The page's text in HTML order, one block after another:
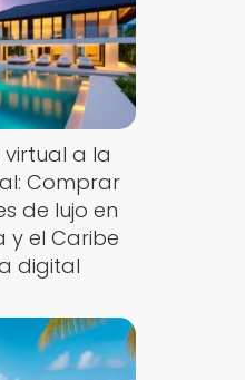
virtual a la
Comprar
de lujo en
y el Caribe
digital